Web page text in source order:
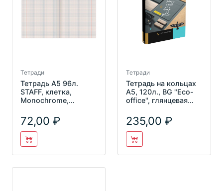
Тетради
Тетрадь А5 96л.
STAFF, клетка,
Monochrome,
72,00
Тетради
Тетрадь на кольцах
А5, 120л., BG "Eco-
office", глянцевая
235,00